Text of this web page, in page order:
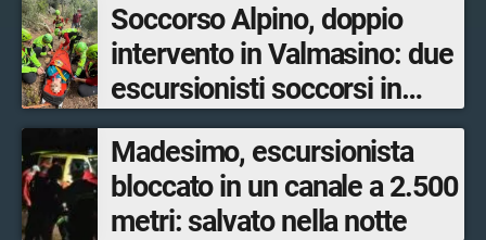
Soccorso Alpino, doppio
intervento in Valmasino: due
escursionisti soccorsi in
poche ore
Madesimo, escursionista
bloccato in un canale a 2.500
metri: salvato nella notte